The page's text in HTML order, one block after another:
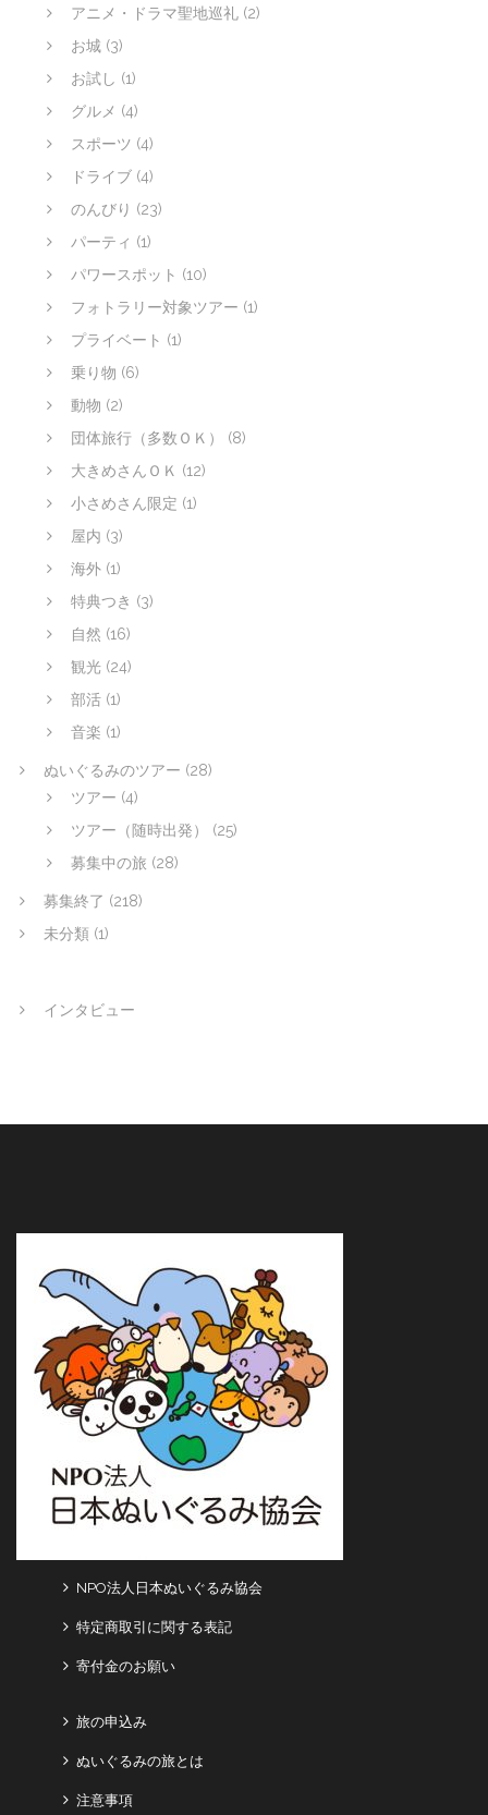
アニメ・ドラマ聖地巡礼 (2)
お城 (3)
お試し (1)
グルメ (4)
スポーツ (4)
ドライブ (4)
のんびり (23)
パーティ (1)
パワースポット (10)
フォトラリー対象ツアー (1)
プライベート (1)
乗り物 (6)
動物 (2)
団体旅行（多数ＯＫ）
(8)
大きめさんＯＫ (12)
小さめさん限定 (1)
屋内 (3)
海外 (1)
特典つき (3)
自然 (16)
観光 (24)
部活 (1)
音楽 (1)
ぬいぐるみのツアー (28)
ツアー (4)
ツアー（随時出発）
(25)
募集中の旅 (28)
募集終了 (218)
未分類 (1)
インタビュー
NPO法人日本ぬいぐるみ協会
特定商取引に関する表記
寄付金のお願い
旅の申込み
ぬいぐるみの旅とは
注意事項